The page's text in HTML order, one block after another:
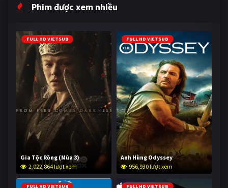
Phim được xem nhiều
FULL HD VIETSUB
Gia Tộc Rồng (Mùa 3)
2,022,864 lượt xem
FULL HD VIETSUB
Anh Hùng Odyssey
956,930 lượt xem
FULL HD VIETSUB FULL HD VIETSUB